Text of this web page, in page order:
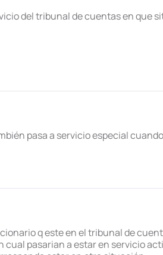
del tribunal de cuentas en que
pasa a servicio especial
q este en el tribunal de
pasarian a estar en servicio